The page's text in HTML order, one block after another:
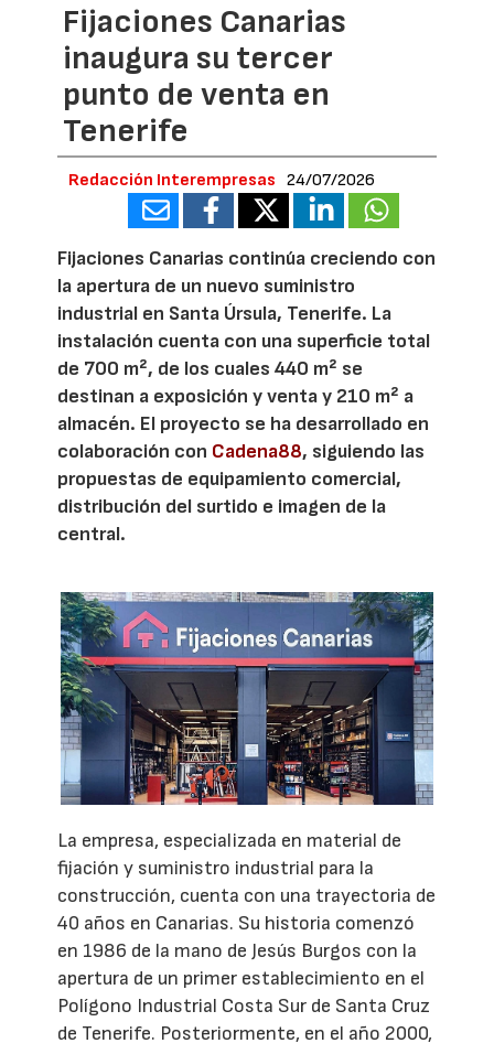
Fijaciones Canarias
inaugura su tercer
punto de venta en
Tenerife
Redacción Interempresas 24/07/2026
Fijaciones Canarias continúa creciendo con
la apertura de un nuevo suministro
industrial en Santa Úrsula, Tenerife. La
instalación cuenta con una superficie total
de 700 m², de los cuales 440 m² se
destinan a exposición y venta y 210 m² a
almacén. El proyecto se ha desarrollado en
colaboración con Cadena88, siguiendo las
propuestas de equipamiento comercial,
distribución del surtido e imagen de la
central.
La empresa, especializada en material de
fijación y suministro industrial para la
construcción, cuenta con una trayectoria de
40 años en Canarias. Su historia comenzó
en 1986 de la mano de Jesús Burgos con la
apertura de un primer establecimiento en el
Polígono Industrial Costa Sur de Santa Cruz
de Tenerife. Posteriormente, en el año 2000,